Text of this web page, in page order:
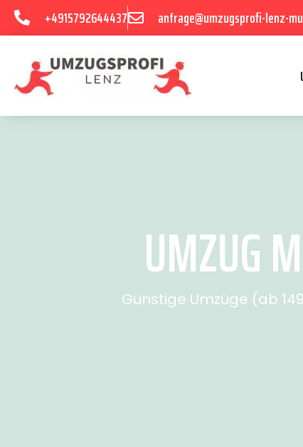
+4915792644437 anfrage@umzugsprofi-lenz-
UMZUG
Günstige Umzüge (ab